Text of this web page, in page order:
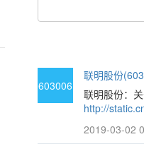
603006
联明股份
联明股份：
http://
2019-03-02